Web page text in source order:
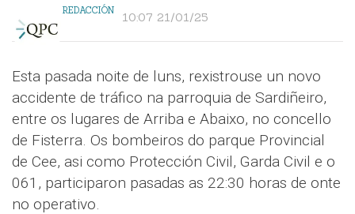
REDACCIÓN 10:07 21/01/25
Esta pasada noite de luns, rexistrouse un novo
accidente de tráfico na parroquia de Sardiñeiro,
entre os lugares de Arriba e Abaixo, no concello
de Fisterra. Os bombeiros do parque Provincial
de Cee, asi como Protección Civil, Garda Civil e o
061, participaron pasadas as 22:30 horas de onte
no operativo.